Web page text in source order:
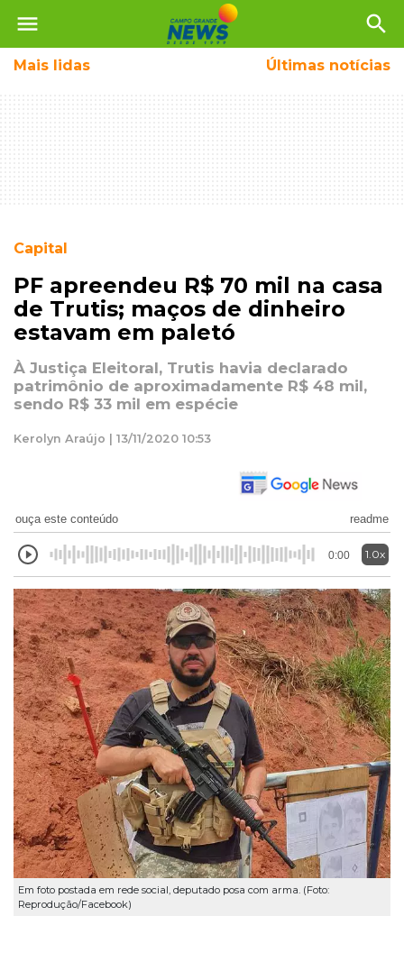
menu search
Mais lidas Últimas notícias
Capital
PF apreendeu R$ 70 mil na casa
de Trutis; maços de dinheiro
estavam em paletó
À Justiça Eleitoral, Trutis havia declarado
patrimônio de aproximadamente R$ 48 mil,
sendo R$ 33 mil em espécie
Kerolyn Araújo | 13/11/2020 10:53
ouça este conteúdo readme
0:00 1.0x
Em foto postada em rede social, deputado posa com arma. (Foto:
Reprodução/Facebook)